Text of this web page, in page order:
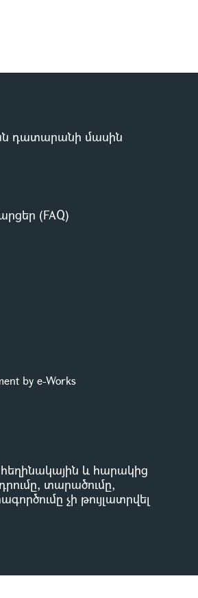
դատարանի մասին
(FAQ)
by e-Works
և հարակից
տարածումը,
չի թույլատրվել